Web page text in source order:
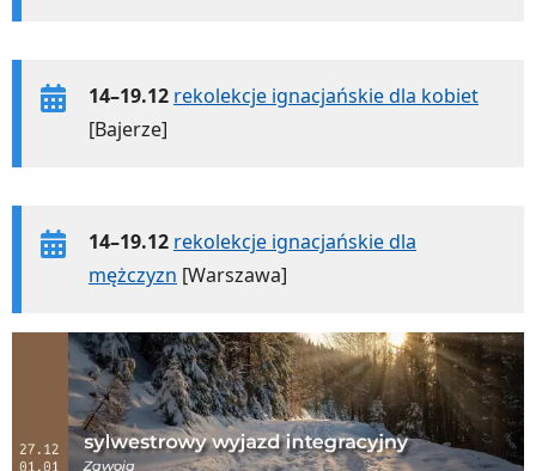
14–19.12 rekolekcje ignacjańskie dla kobiet
[Bajerze]
14–19.12 rekolekcje ignacjańskie dla
mężczyzn [Warszawa]